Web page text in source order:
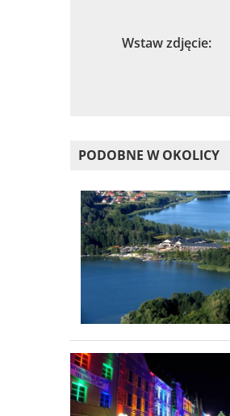
Wstaw zdjęcie:
PODOBNE W OKOLICY